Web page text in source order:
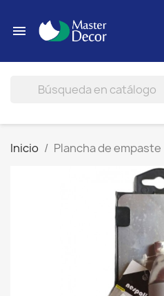

Inicio Plancha de empaste